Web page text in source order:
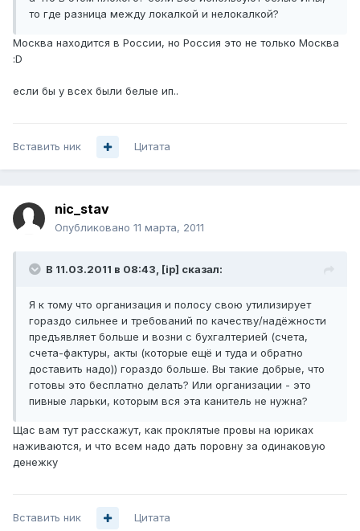
то где разница между локалкой и нелокалкой?
Москва находится в России, но Россия это не только Москва
:D
если бы у всех были белые ип..
Вставить ник Цитата
nic_stav
Опубликовано 11 марта, 2011
В 11.03.2011 в 08:43, [ip] сказал:
Я к тому что организация и полосу свою утилизирует
гораздо сильнее и требований по качеству/надёжности
предъявляет больше и возни с бухгалтерией (счета,
счета-фактуры, акты (которые ещё и туда и обратно
доставить надо)) гораздо больше. Вы такие добрые, что
готовы это бесплатно делать? Или организации - это
пивные ларьки, которым вся эта канитель не нужна?
Щас вам тут расскажут, как проклятые провы на юриках
наживаются, и что всем надо дать поровну за одинаковую
денежку
Вставить ник Цитата